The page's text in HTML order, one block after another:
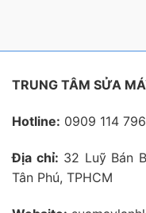
TRUNG TÂM SỬA
Hotline: 0909 114 796
Địa chỉ: 32 Luỹ Bán
Tân Phú, TPHCM